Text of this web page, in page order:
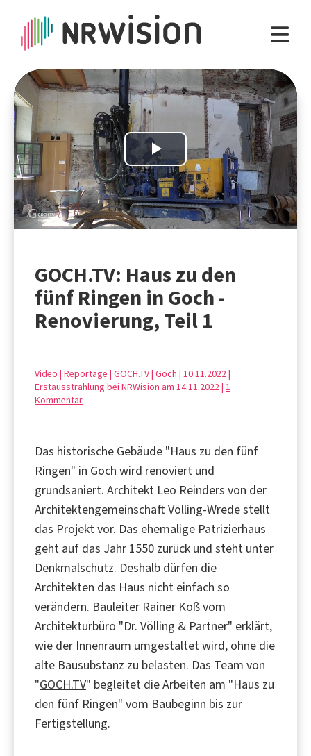
Play
Video
GOCH.TV: Haus zu den
fünf Ringen in Goch -
Renovierung, Teil 1
Video | Reportage | GOCH.TV| Goch | 10.11.2022 |
Erstausstrahlung bei NRWision am 14.11.2022 | 1
Kommentar
Das historische Gebäude "Haus zu den fünf
Ringen" in Goch wird renoviert und
grundsaniert. Architekt Leo Reinders von der
Architektengemeinschaft Völling-Wrede stellt
das Projekt vor. Das ehemalige Patrizierhaus
geht auf das Jahr 1550 zurück und steht unter
Denkmalschutz. Deshalb dürfen die
Architekten das Haus nicht einfach so
verändern. Bauleiter Rainer Koß vom
Architekturbüro "Dr. Völling & Partner" erklärt,
wie der Innenraum umgestaltet wird, ohne die
alte Bausubstanz zu belasten. Das Team von
"GOCH.TV" begleitet die Arbeiten am "Haus zu
den fünf Ringen" vom Baubeginn bis zur
Fertigstellung.